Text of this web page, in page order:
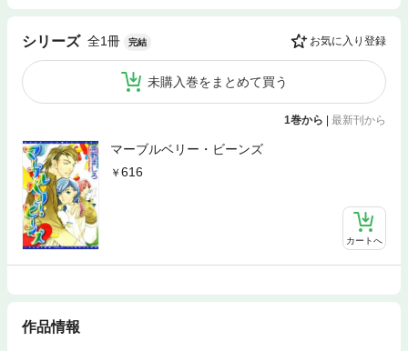
シリーズ 全1冊 完結 お気に入り登録
未購入巻をまとめて買う
1巻から 最新刊から
マーブルベリー・ビーンズ
616
カートへ
作品情報